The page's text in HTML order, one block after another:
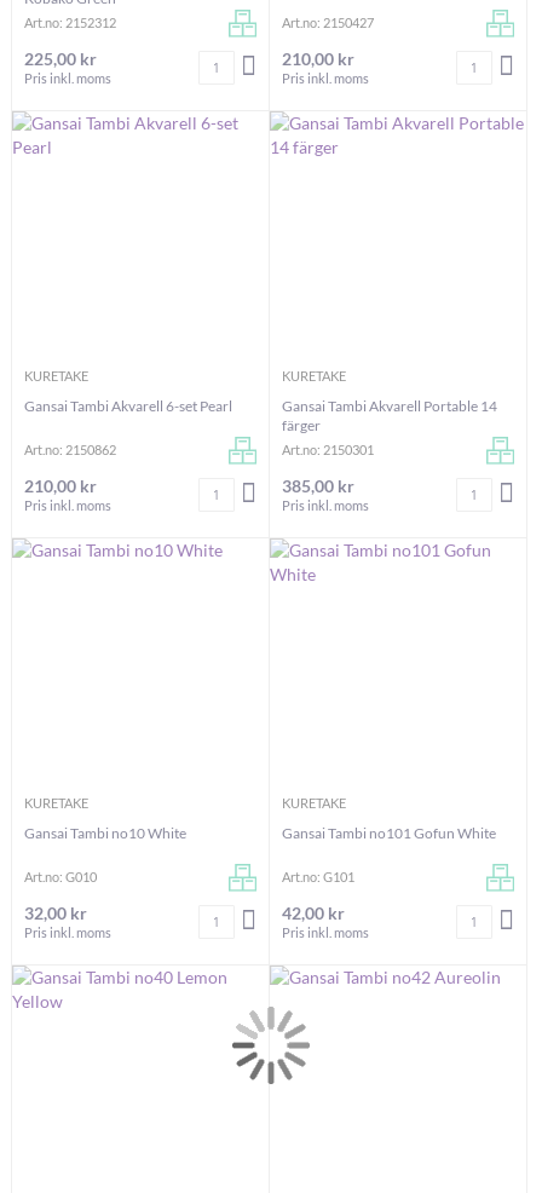
Art.no: 2152312
225,00 kr
Pris inkl. moms
Antal LÄGG I VARUKORGEN
Art.no: 2150427
210,00 kr
Pris inkl. moms
Antal
KURETAKE
Gansai Tambi Akvarell 6-set Pearl
Art.no: 2150862
210,00 kr
Pris inkl. moms
Antal LÄGG I VARUKORGEN
KURETAKE
Gansai Tambi Akvarell Portable 14
färger
Art.no: 2150301
385,00 kr
Pris inkl. moms
Antal
KURETAKE
Gansai Tambi no10 White
Art.no: G010
32,00 kr
Pris inkl. moms
Antal LÄGG I VARUKORGEN
KURETAKE
Gansai Tambi no101 Gofun White
Art.no: G101
42,00 kr
Pris inkl. moms
Antal